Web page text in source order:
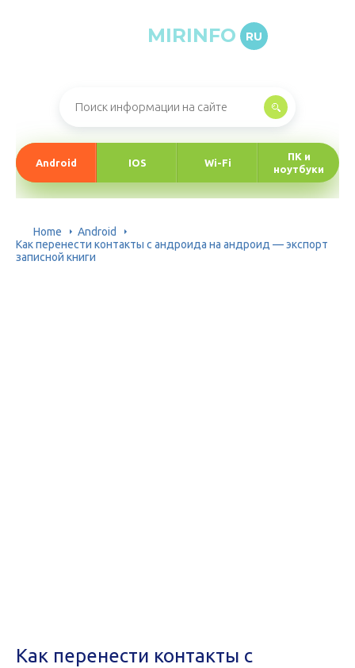
MIRINFO RU
Android IOS Wi-Fi
ПК и
ноутбуки
Home
Android
Как перенести контакты с андроида на андроид — экспорт
записной книги
Как перенести контакты с